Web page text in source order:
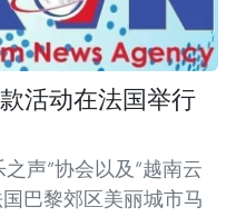
活动在法国举行
声”协会以及“越南云
巴黎郊区美丽城市马